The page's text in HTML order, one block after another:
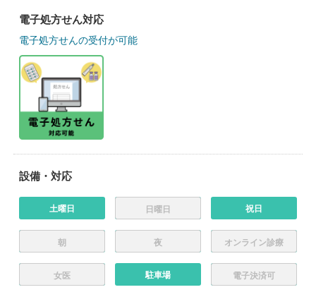
電子処方せん対応
電子処方せんの受付が可能
設備・対応
土曜日 日曜日 祝日
朝 夜 オンライン診療
女医 駐車場 電子決済可